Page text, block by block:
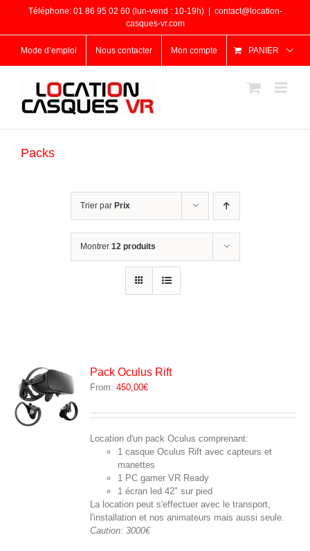
contenu
Téléphone: 01 86 95 02 60 (lun-vend : 10-19h)
contact@location-
casques-vr.com
Mode d’emploi Nous contacter Mon compte PANIER
Packs
Trier par Prix
Montrer 12 produits
Pack Oculus Rift
From:450,00€
Location d'un pack Oculus comprenant:
1 casque Oculus Rift avec capteurs et
manettes
1 PC gamer VR Ready
1 écran led 42" sur pied
La location peut s'effectuer avec le transport,
l'installation et nos animateurs mais aussi seule.
Caution: 3000€